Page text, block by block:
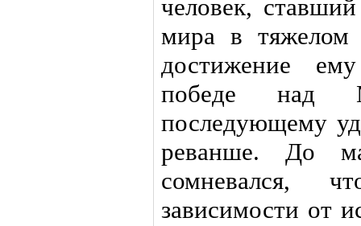
человек,
мира в тяжелом
достижение
победе над
последующему
реванше. До
сомневался,
зависимости от